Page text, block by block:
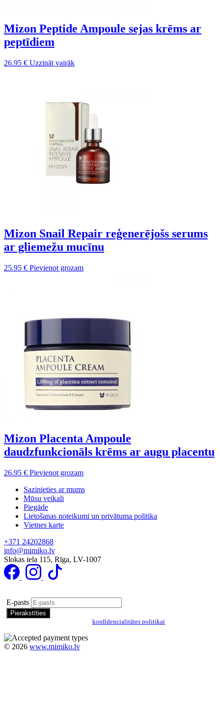
Mizon Peptide Ampoule sejas krēms ar
peptīdiem
26.95 € Uzzināt vairāk
Mizon Snail Repair reģenerējošs serums
ar gliemežu mucīnu
25.95 € Pievienot grozam
Mizon Placenta Ampoule
daudzfunkcionāls krēms ar augu placentu
26.95 € Pievienot grozam
Sazinieties ar mums
Mūsu veikali
Piegāde
Lietošanas noteikumi un privātuma politika
Vietnes karte
+371 24202868
info@mimiko.lv
Slokas iela 115, Rīga, LV-1007
E-pasts
konfidencialitātes politikai
© 2026 www.mimiko.lv